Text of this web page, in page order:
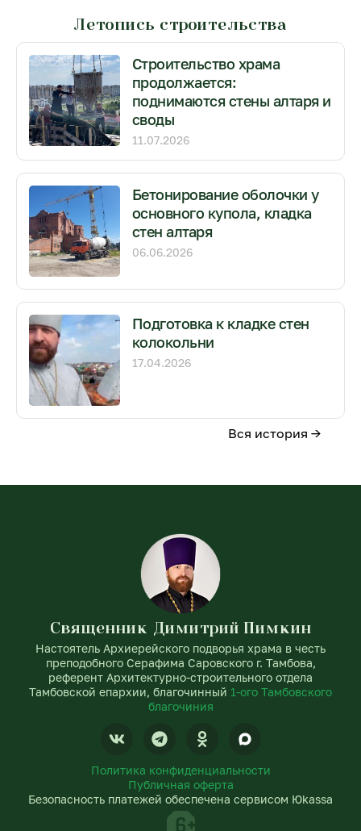
Летопись строительства
Строительство храма
продолжается:
поднимаются стены алтаря и
своды
11.07.2026
Бетонирование оболочки у
основного купола, кладка
стен алтаря
06.06.2026
Подготовка к кладке стен
колокольни
17.04.2026
Вся история →
Священник Димитрий Пимкин
Настоятель Архиерейского подворья храма в честь
преподобного Серафима Саровского г. Тамбова,
референт Архитектурно-строительного отдела
Тамбовской епархии, благочинный 1-ого Тамбовского
благочиния
V
k
T
e
e
g
O
d
o
k
Политика конфиденциальности
Публичная оферта
Безопасность платежей обеспечена сервисом Юkassa